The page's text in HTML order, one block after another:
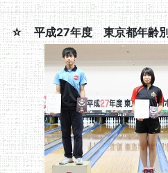
☆ 平成27年度 東京都年齢